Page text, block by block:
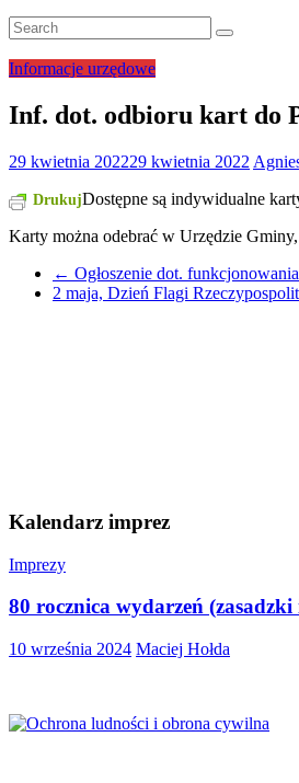
Informacje urzędowe
Inf. dot. odbioru kart do
29 kwietnia 202229 kwietnia 2022
DrukujDostępne są indywidualne
Karty można odebrać w Urzędzie
← Ogłoszenie dot.
2 maja, Dzień Flagi
Kalendarz imprez
Imprezy
80 rocznica wydarzeń
10 września 2024 Maciej Hołda